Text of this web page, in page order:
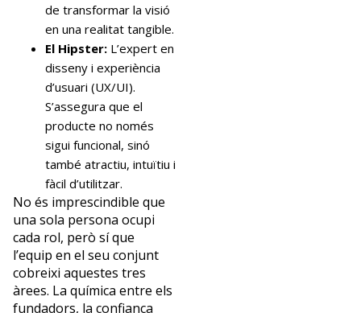
de transformar la visió
en una realitat tangible.
El Hipster: L’expert en
disseny i experiència
d’usuari (UX/UI).
S’assegura que el
producte no només
sigui funcional, sinó
també atractiu, intuïtiu i
fàcil d’utilitzar.
No és imprescindible que
una sola persona ocupi
cada rol, però sí que
l’equip en el seu conjunt
cobreixi aquestes tres
àrees. La química entre els
fundadors, la confiança